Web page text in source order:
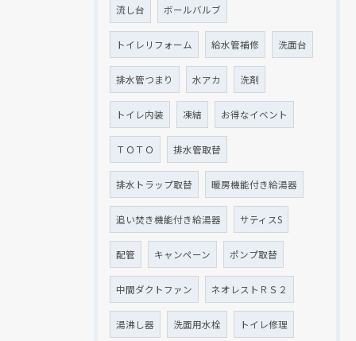
流し台 ボールバルブ
トイレリフォーム 給水管補修 洗面台
排水管つまり 水アカ 洗剤
トイレ内装 凍結 お得なイベント
ＴＯＴＯ 排水管取替
排水トラップ取替 暖房機能付き給湯器
追い焚き機能付き給湯器 サティスS
配管 キャンペーン ポンプ取替
中間ダクトファン ネオレストＲＳ２
湯沸し器 洗面用水栓 トイレ修理